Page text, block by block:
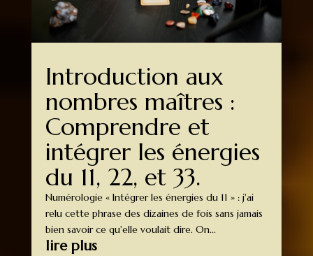
Introduction aux
nombres maîtres :
Comprendre et
intégrer les énergies
du 11, 22, et 33.
Numérologie « Intégrer les énergies du 11 » : j'ai
relu cette phrase des dizaines de fois sans jamais
bien savoir ce qu'elle voulait dire. On...
lire plus